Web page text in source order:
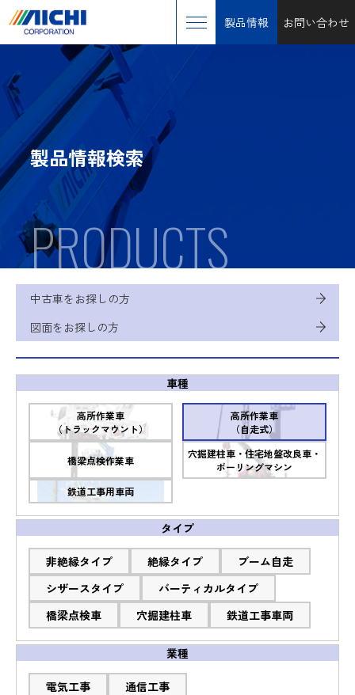
製品情報 お問い合わせ
PRODUCTS
製品情報検索
中古車をお探しの方
図面をお探しの方
車種
高所作業車
（トラックマウント）
高所作業車
（自走式）
橋梁点検作業車
穴掘建柱車・住宅地盤改良車・
ボーリングマシン
鉄道工事用車両
タイプ
非絶縁タイプ 絶縁タイプ
ブーム自走
シザースタイプ
バーティカルタイプ
橋梁点検車
穴掘建柱車 鉄道工事車両
業種
電気工事
通信工事